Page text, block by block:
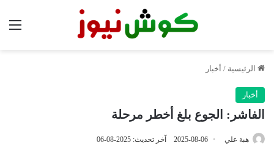
الرئيسية / أخبار
أخبار
الفاشر: الجوع بلغ أخطر مرحلة
هبة علي 2025-08-06 آخر تحديث: 2025-08-06